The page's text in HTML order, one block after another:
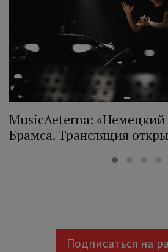
MusicAeterna: «Немецкий
Брамса. Трансляция
Подписаться на